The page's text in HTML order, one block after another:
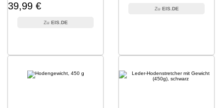
39,99 €
EIS.DE
EIS.DE